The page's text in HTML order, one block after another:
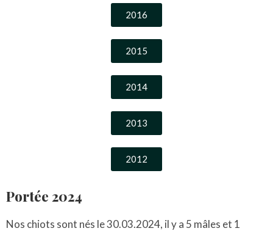
2016
2015
2014
2013
2012
Portée 2024
Nos chiots sont nés le 30.03.2024, il y a 5 mâles et 1